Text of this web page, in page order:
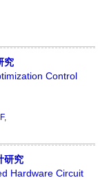
究
Control
,
研究
Hardware Circuit